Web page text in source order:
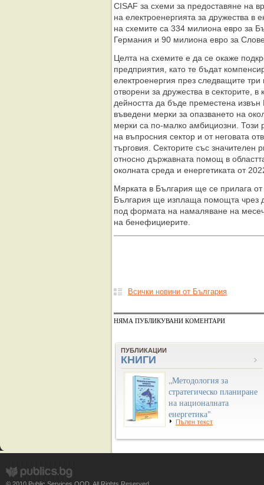
CISAF за схеми за предоставяне на
на електроенергията за дружества в
на схемите са 334 милиона евро за
Германия и 90 милиона евро за
Целта на схемите е да се окаже
предприятия, като те бъдат
електроенергия през следващите
отворени за дружества в секторите, в
дейността да бъде преместена
въведени мерки за опазването на
мерки са по-малко амбициозни. Този
на въпросния сектор и от неговата
търговия. Секторите със значителен
относно държавната помощ в
околната среда и енергетиката от
Мярката в България ще се прилага
България ще изплаща помощта чрез
под формата на намаляване на
на бенефициерите.
Всички новини от България
НЯМА ПУБЛИКУВАНИ КОМЕНТАРИ
ПУБЛИКАЦИИ
КНИГИ
„Методология за
стратегическо планиране
на националната
енергетика"
Пълен текст